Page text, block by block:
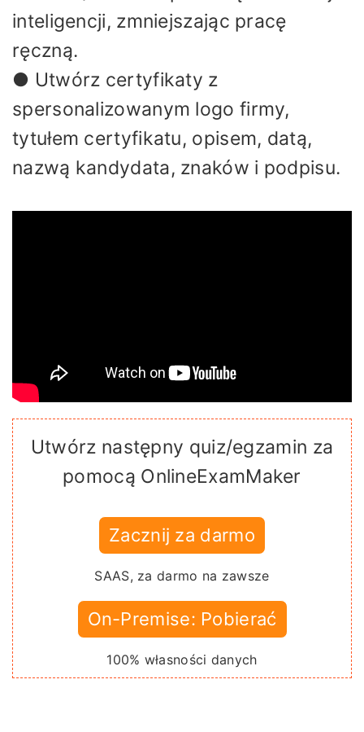
inteligencji, zmniejszając pracę
ręczną.
● Utwórz certyfikaty z
spersonalizowanym logo firmy,
tytułem certyfikatu, opisem, datą,
nazwą kandydata, znaków i podpisu.
Utwórz następny quiz/egzamin za
pomocą OnlineExamMaker
Zacznij za darmo
SAAS, za darmo na zawsze
On-Premise: Pobierać
100% własności danych